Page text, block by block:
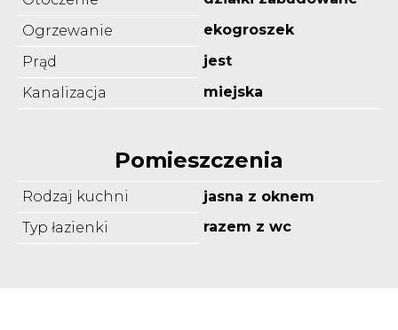
Ogrzewanie
ekogroszek
Prąd
jest
Kanalizacja
miejska
Pomieszczenia
Rodzaj kuchni
jasna z oknem
Typ łazienki
razem z wc